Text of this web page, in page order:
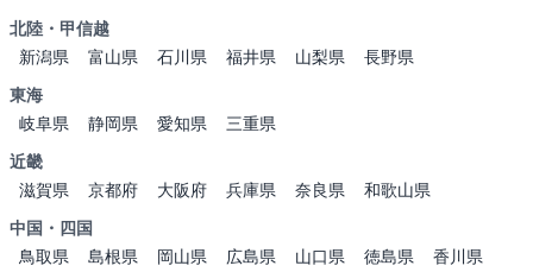
北陸・甲信越
新潟県
富山県 石川県 福井県 山梨県
長野県
東海
岐阜県
静岡県 愛知県
三重県
近畿
滋賀県
京都府 大阪府 兵庫県 奈良県
和歌山県
中国・四国
鳥取県
島根県 岡山県 広島県 山口県 徳島県
香川県